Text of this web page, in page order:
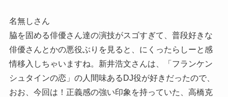
名無しさん
脇を固める俳優さん達の演技がスゴすぎて、普段好きな
俳優さんとかの悪役ぶりを見ると、にくったらしーと感
情移入しちゃいますね。新井浩文さんは、「フランケン
シュタインの恋」の人間味あるDJ役が好きだったので、
おお、今回は！正義感の強い印象を持っていた、高橋克